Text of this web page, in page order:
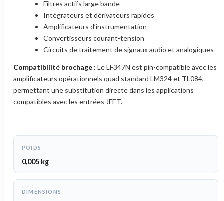
Filtres actifs large bande
Intégrateurs et dérivateurs rapides
Amplificateurs d’instrumentation
Convertisseurs courant-tension
Circuits de traitement de signaux audio et analogiques
Compatibilité brochage : Le LF347N est pin-compatible avec les
amplificateurs opérationnels quad standard LM324 et TL084,
permettant une substitution directe dans les applications
compatibles avec les entrées JFET.
POIDS
0,005 kg
DIMENSIONS